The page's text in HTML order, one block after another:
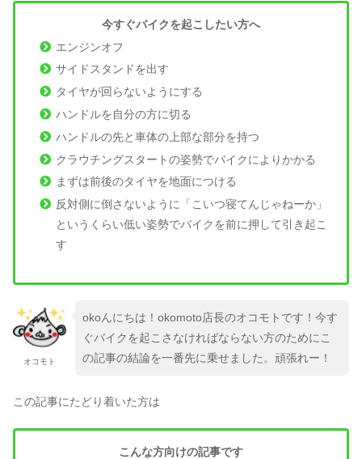
今すぐバイクを起こしたい方へ
エンジンオフ
サイドスタンドを出す
タイヤが回らないようにする
ハンドルを自分の方に切る
ハンドルの先と車体の上部な部分を持つ
クラウチングスタートの姿勢でバイクによりかかる
まずは前後のタイヤを地面につける
反対側に倒さないように「こいつ寝てんじゃねーか」
というくらい低い姿勢でバイクを前に押して引き起こ
す
オコモト
okoんにちは！okomoto店長のオコモトです！今す
ぐバイクを起こさなければならない方のためにこ
の記事の結論を一番先に乗せました。頑張れー！
この記事にたどり着いた方は
こんな方向けの記事です